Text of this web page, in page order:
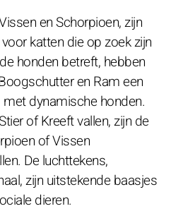
en Schorpioen, zijn
katten die op zoek zijn
honden betreft, hebben
en Ram een
dynamische honden.
of Kreeft vallen, zijn de
of Vissen
De luchttekens,
zijn uitstekende baasjes
dieren.